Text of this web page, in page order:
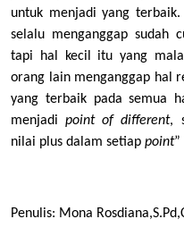
untuk menjadi yang
selalu menganggap sudah
tapi hal kecil itu yang
orang lain menganggap hal
yang terbaik pada semua
menjadipoint of different,
nilai plus dalam setiap point”
Penulis: Mona